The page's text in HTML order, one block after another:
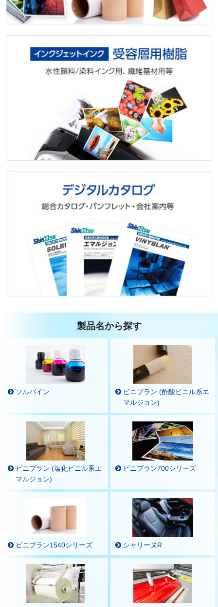
製品名から探す
ソルバイン
ビニブラン (酢酸ビニル系エ
マルジョン)
ビニブラン (塩化ビニル系エ
マルジョン)
ビニブラン700シリーズ
ビニブラン1540シリーズ シャリーヌR